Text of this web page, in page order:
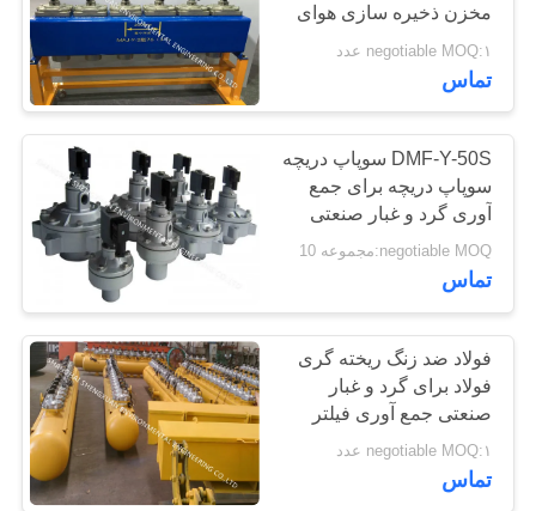
PRIVACY
POLICY
مخزن ذخیره سازی هوای
فشرده
negotiable MOQ:۱ عدد
تماس
DMF-Y-50S سوپاپ دریچه
سوپاپ دریچه برای جمع
آوری گرد و غبار صنعتی
کیسه های فیلتر کیسه ای
negotiable MOQ:مجموعه 10
تماس
فولاد ضد زنگ ریخته گری
فولاد برای گرد و غبار
صنعتی جمع آوری فیلتر
فیلتر مسکن
negotiable MOQ:۱ عدد
تماس